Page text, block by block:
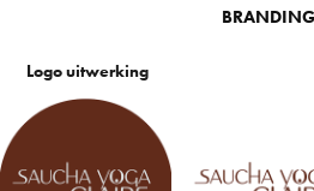
BRANDING
Logo uitwerking